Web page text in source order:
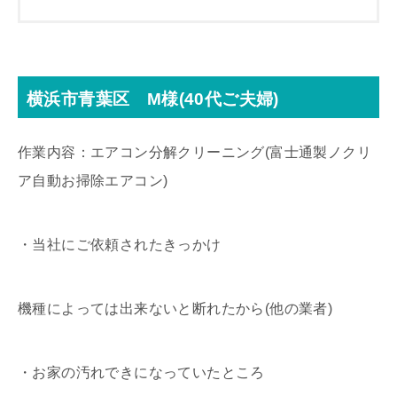
横浜市青葉区 M様(40代ご夫婦)
作業内容：エアコン分解クリーニング(富士通製ノクリ
ア自動お掃除エアコン)
・当社にご依頼されたきっかけ
機種によっては出来ないと断れたから(他の業者)
・お家の汚れできになっていたところ